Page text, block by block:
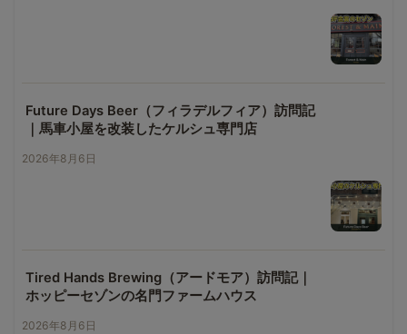
Future Days Beer（フィラデルフィア）訪問記
｜馬車小屋を改装したケルシュ専門店
2026年8月6日
Tired Hands Brewing（アードモア）訪問記｜
ホッピーセゾンの名門ファームハウス
2026年8月6日